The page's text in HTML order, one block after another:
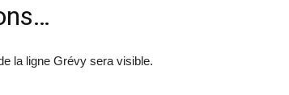
la ligne Grévy sera visible.